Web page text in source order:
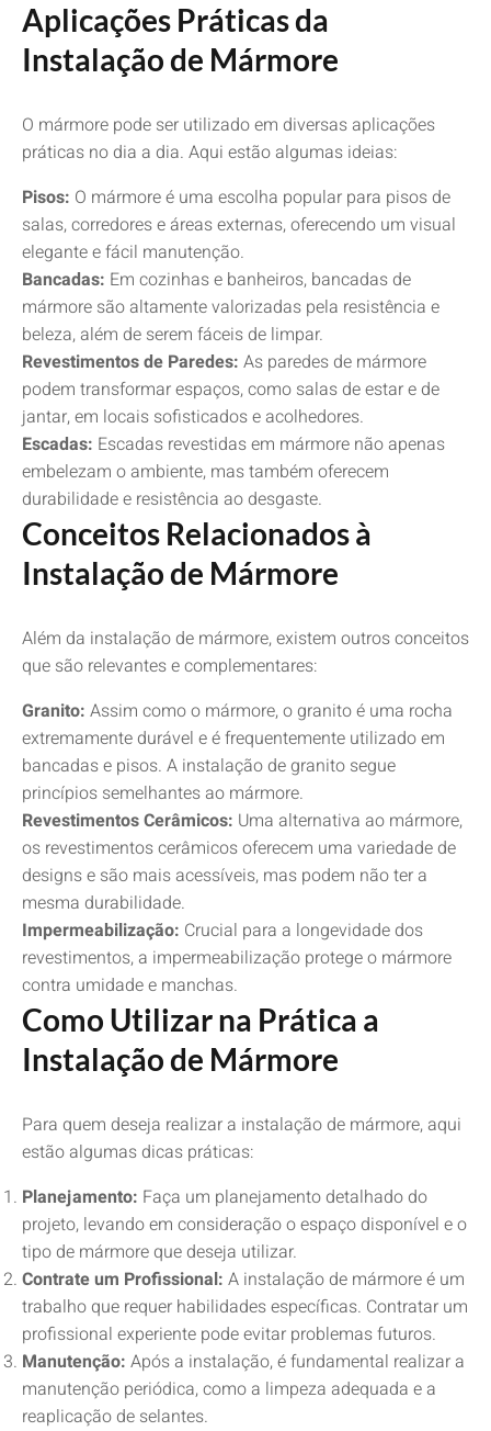
Aplicações Práticas da
Instalação de Mármore
O mármore pode ser utilizado em diversas aplicações
práticas no dia a dia. Aqui estão algumas ideias:
Pisos: O mármore é uma escolha popular para pisos de
salas, corredores e áreas externas, oferecendo um visual
elegante e fácil manutenção.
Bancadas: Em cozinhas e banheiros, bancadas de
mármore são altamente valorizadas pela resistência e
beleza, além de serem fáceis de limpar.
Revestimentos de Paredes: As paredes de mármore
podem transformar espaços, como salas de estar e de
jantar, em locais sofisticados e acolhedores.
Escadas: Escadas revestidas em mármore não apenas
embelezam o ambiente, mas também oferecem
durabilidade e resistência ao desgaste.
Conceitos Relacionados à
Instalação de Mármore
Além da instalação de mármore, existem outros conceitos
que são relevantes e complementares:
Granito: Assim como o mármore, o granito é uma rocha
extremamente durável e é frequentemente utilizado em
bancadas e pisos. A instalação de granito segue
princípios semelhantes ao mármore.
Revestimentos Cerâmicos: Uma alternativa ao mármore,
os revestimentos cerâmicos oferecem uma variedade de
designs e são mais acessíveis, mas podem não ter a
mesma durabilidade.
Impermeabilização: Crucial para a longevidade dos
revestimentos, a impermeabilização protege o mármore
contra umidade e manchas.
Como Utilizar na Prática a
Instalação de Mármore
Para quem deseja realizar a instalação de mármore, aqui
estão algumas dicas práticas:
Planejamento: Faça um planejamento detalhado do
projeto, levando em consideração o espaço disponível e o
tipo de mármore que deseja utilizar.
Contrate um Profissional: A instalação de mármore é um
trabalho que requer habilidades específicas. Contratar um
profissional experiente pode evitar problemas futuros.
Manutenção: Após a instalação, é fundamental realizar a
manutenção periódica, como a limpeza adequada e a
reaplicação de selantes.